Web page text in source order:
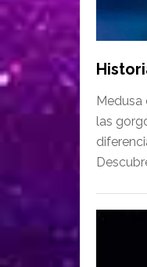
Medusa
las